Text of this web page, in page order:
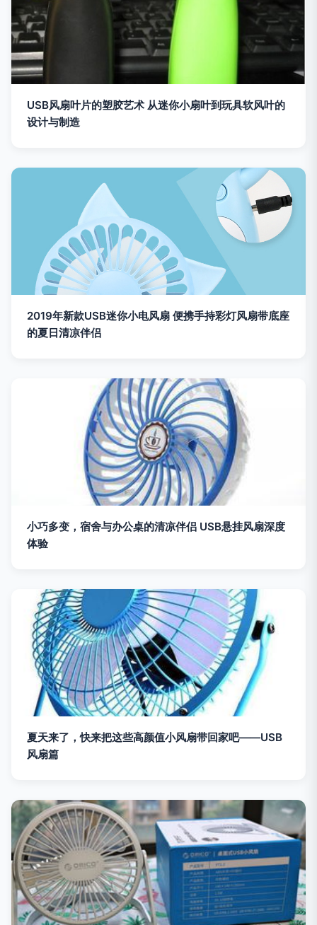
USB风扇叶片的塑胶艺术 从迷你小扇叶到玩具软风叶的
设计与制造
2019年新款USB迷你小电风扇 便携手持彩灯风扇带底座
的夏日清凉伴侣
小巧多变，宿舍与办公桌的清凉伴侣 USB悬挂风扇深度
体验
夏天来了，快来把这些高颜值小风扇带回家吧——USB
风扇篇